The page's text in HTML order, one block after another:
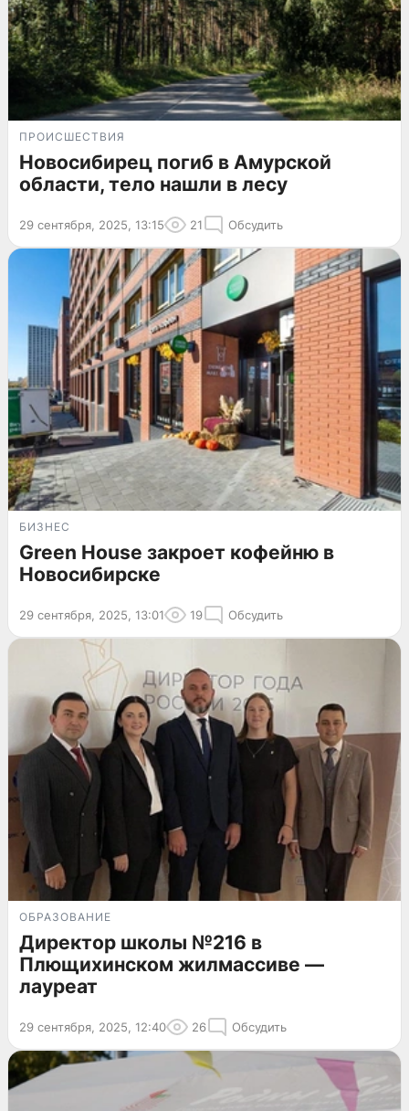
ПРОИСШЕСТВИЯ
Новосибирец погиб в Амурской
области, тело нашли в лесу
29 сентября, 2025, 13:15 21 Обсудить
БИЗНЕС
Green House закроет кофейню в
Новосибирске
29 сентября, 2025, 13:01 19 Обсудить
ОБРАЗОВАНИЕ
Директор школы №216 в
Плющихинском жилмассиве —
лауреат
29 сентября, 2025, 12:40 26 Обсудить